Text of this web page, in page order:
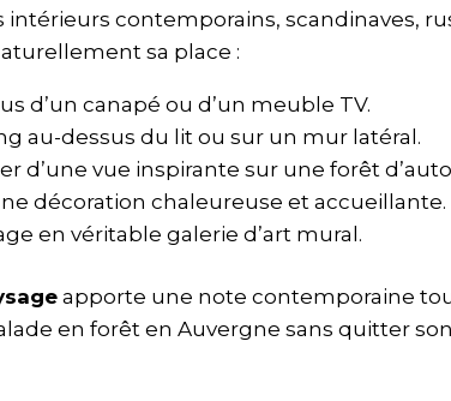
contemporains, scandinaves,
sa place :
d’un canapé ou d’un meuble TV.
au-dessus du lit ou sur un mur latéral.
d’une vue inspirante sur une forêt
décoration chaleureuse et accueillante.
en véritable galerie d’art mural.
apporte une note contemporaine
en forêt en Auvergne sans quitter